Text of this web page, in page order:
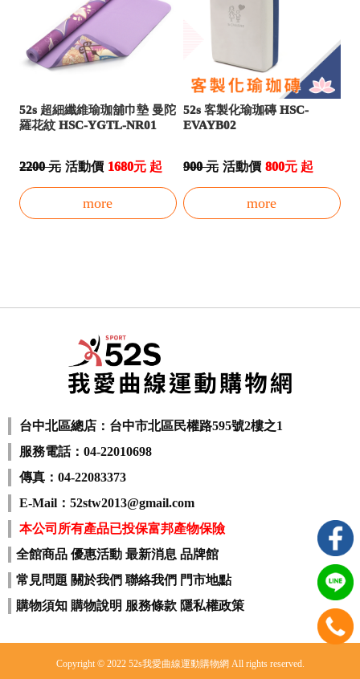
52s 超細纖維瑜珈舖巾墊 曼陀
羅花紋 HSC-YGTL-NR01
2200 元 活動價 1680元 起
more
52s 客製化瑜珈磚 HSC-
EVAYB02
900 元 活動價 800元 起
more
台中北區總店：台中市北區民權路595號2樓之1
服務電話：04-22010698
傳真：04-22083373
E-Mail：52stw2013@gmail.com
本公司所有產品已投保富邦產物保險
全館商品 優惠活動 最新消息 品牌館
常見問題 關於我們 聯絡我們 門市地點
購物須知 購物說明 服務條款 隱私權政策
Copyright © 2022 52s我愛曲線運動購物網 All rights reserved.